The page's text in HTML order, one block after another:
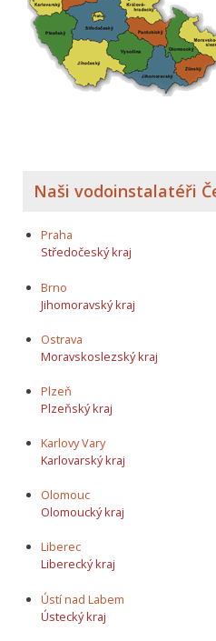
Naši vodoinstalatéři
Praha
Středočeský kraj
Brno
Jihomoravský kraj
Ostrava
Moravskoslezský kraj
Plzeň
Plzeňský kraj
Karlovy Vary
Karlovarský kraj
Olomouc
Olomoucký kraj
Liberec
Liberecký kraj
Ústí nad Labem
Ústecký kraj